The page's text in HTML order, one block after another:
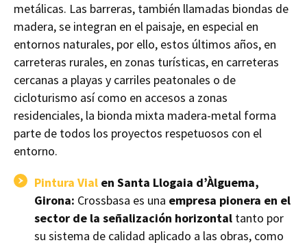
metálicas. Las barreras, también llamadas biondas de
madera, se integran en el paisaje, en especial en
entornos naturales, por ello, estos últimos años, en
carreteras rurales, en zonas turísticas, en carreteras
cercanas a playas y carriles peatonales o de
cicloturismo así como en accesos a zonas
residenciales, la bionda mixta madera-metal forma
parte de todos los proyectos respetuosos con el
entorno.
Pintura Vial en Santa Llogaia d’Àlguema,
Girona: Crossbasa es una empresa pionera en el
sector de la señalización horizontal tanto por
su sistema de calidad aplicado a las obras, como